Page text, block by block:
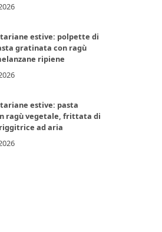
estive: polpette di
gratinata con ragù
ripiene
estive: pasta
ragù vegetale, frittata di
ad aria